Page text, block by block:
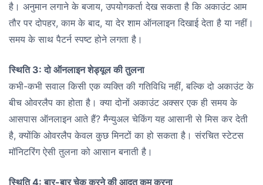
है। अनुमान लगाने के बजाय, उपयोगकर्ता देख सकता है कि अकाउंट आम
तौर पर दोपहर, काम के बाद, या देर शाम ऑनलाइन दिखाई देता है या नहीं।
समय के साथ पैटर्न स्पष्ट होने लगता है।
स्थिति 3: दो ऑनलाइन शेड्यूल की तुलना
कभी-कभी सवाल किसी एक व्यक्ति की गतिविधि नहीं, बल्कि दो अकाउंट के
बीच ओवरलैप का होता है। क्या दोनों अकाउंट अक्सर एक ही समय के
आसपास ऑनलाइन आते हैं? मैन्युअल चेकिंग यह आसानी से मिस कर देती
है, क्योंकि ओवरलैप केवल कुछ मिनटों का हो सकता है। संरचित स्टेटस
मॉनिटरिंग ऐसी तुलना को आसान बनाती है।
स्थिति 4: बार-बार चेक करने की आदत कम करना